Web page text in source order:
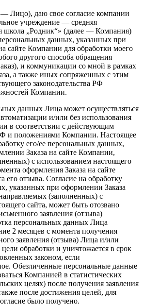
Лицо), даю свое согласие компании
учреждение — средняя
школа „Родник“» (далее — Компания)
данных, указанных при
сайте Компании для обработки моего
другого способа обращения
и коммуникации со мной в рамках
а также иных сопряженных с этим
законодательства РФ
Компании.
данных Лица может осуществляться
и/или без использования
в соответствии с действующим
и положениями Компании. Настоящее
его/ее персональных данных,
Заказа на сайте Компании,
с использованием настоящего
оформления Заказа на сайте
его отзыва. Согласие на обработку
указанных при оформлении Заказа
(заполненных) с
сайта, может быть отозвано
заявления (отзыва)
персональных данных Лица
2 месяцев с момента получения
заявления (отзыва) Лица и/или
обработки и уничтожается в срок
законом, если
Обезличенные персональные данные
Компанией в статистических
целях) после получения заявления
после достижения целей, для
было получено.